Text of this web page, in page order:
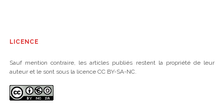
LICENCE
Sauf mention contraire, les articles publiés restent la propriété de leur
auteur et le sont sous la licence CC BY-SA-NC.